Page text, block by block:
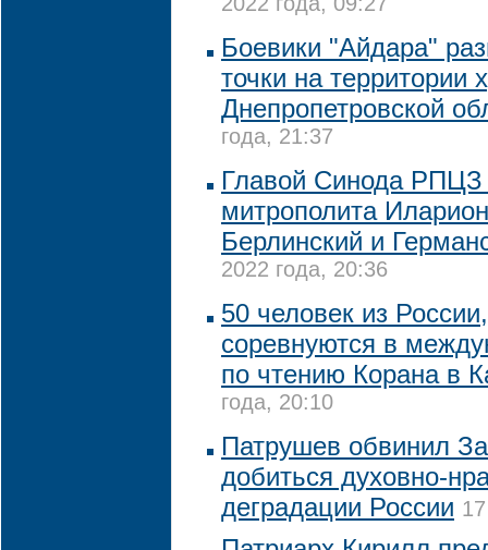
2022 года, 09:27
Боевики "Айдара"
точки на территории
Днепропетровской
года, 21:37
Главой Синода РПЦЗ
митрополита
Берлинский и
2022 года, 20:36
50 человек из
соревнуются в
по чтению Корана в
года, 20:10
Патрушев обвинил
добиться духовно-
деградации России